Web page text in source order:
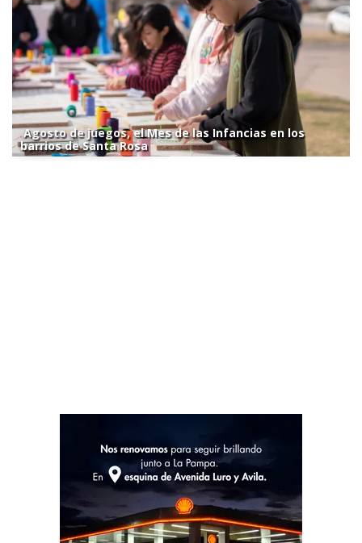
Agosto de juegos, el Mes de las Infancias en los
barrios de Santa Rosa